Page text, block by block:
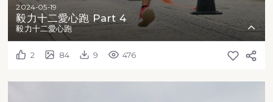
2024-05-19
毅力十二愛心跑 Part 4
毅力十二愛心跑
2 84 9 476